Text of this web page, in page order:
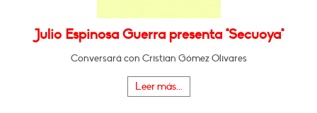
Julio Espinosa Guerra presenta "Secuoya"
Conversará con Cristian Gómez Olivares
Leer más...